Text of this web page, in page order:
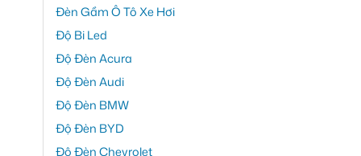
Đèn Gầm Ô Tô Xe Hơi
Độ Bi Led
Độ Đèn Acura
Độ Đèn Audi
Độ Đèn BMW
Độ Đèn BYD
Độ Đèn Chevrolet